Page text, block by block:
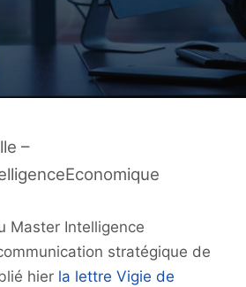
–
Master Intelligence
stratégique de
hier la lettre Vigie de